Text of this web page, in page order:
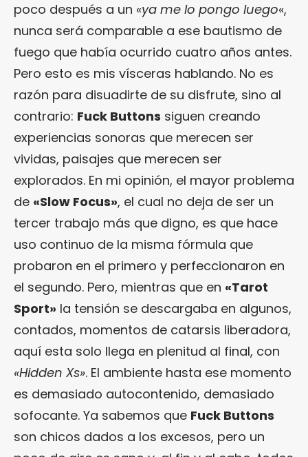
poco después a un «ya me lo pongo luego«,
nunca será comparable a ese bautismo de
fuego que había ocurrido cuatro años antes.
Pero esto es mis vísceras hablando. No es
razón para disuadirte de su disfrute, sino al
contrario: Fuck Buttons siguen creando
experiencias sonoras que merecen ser
vividas, paisajes que merecen ser
explorados. En mi opinión, el mayor problema
de «Slow Focus», el cual no deja de ser un
tercer trabajo más que digno, es que hace
uso continuo de la misma fórmula que
probaron en el primero y perfeccionaron en
el segundo. Pero, mientras que en «Tarot
Sport» la tensión se descargaba en algunos,
contados, momentos de catarsis liberadora,
aquí esta solo llega en plenitud al final, con
«Hidden Xs». El ambiente hasta ese momento
es demasiado autocontenido, demasiado
sofocante. Ya sabemos que Fuck Buttons
son chicos dados a los excesos, pero un